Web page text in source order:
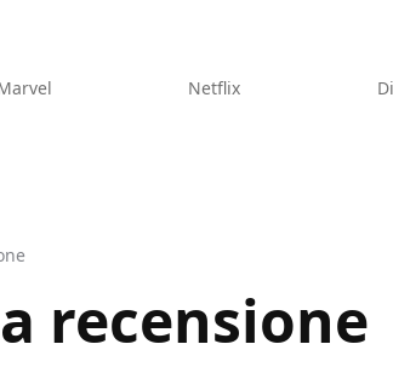
Netflix
recensione